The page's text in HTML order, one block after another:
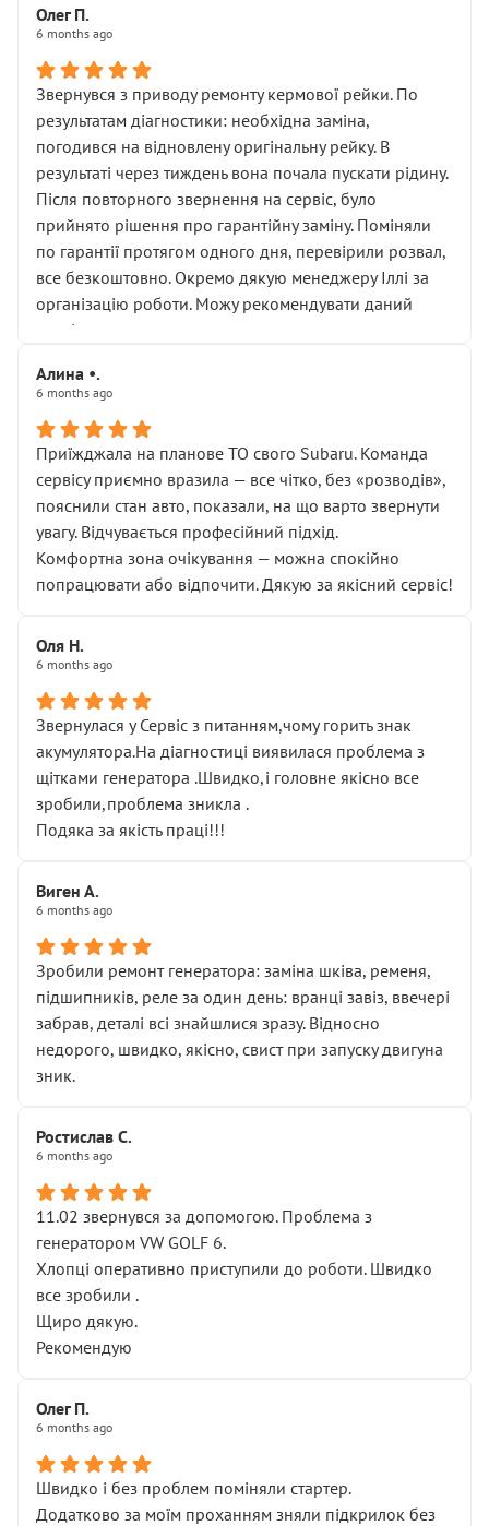
Олег П.
6 months ago
Звернувся з приводу ремонту кермової рейки. По
результатам діагностики: необхідна заміна,
погодився на відновлену оригінальну рейку. В
результаті через тиждень вона почала пускати рідину.
Після повторного звернення на сервіс, було
прийнято рішення про гарантійну заміну. Поміняли
по гарантії протягом одного дня, перевірили розвал,
все безкоштовно. Окремо дякую менеджеру Іллі за
організацію роботи. Можу рекомендувати даний
сервіс.
Алина •.
6 months ago
Приїжджала на планове ТО свого Subaru. Команда
сервісу приємно вразила — все чітко, без «розводів»,
пояснили стан авто, показали, на що варто звернути
увагу. Відчувається професійний підхід.
Комфортна зона очікування — можна спокійно
попрацювати або відпочити. Дякую за якісний сервіс!
Оля Н.
6 months ago
Звернулася у Сервіс з питанням,чому горить знак
акумулятора.На діагностиці виявилася проблема з
щітками генератора .Швидко,і головне якісно все
зробили,проблема зникла .
Подяка за якість праці!!!
Виген А.
6 months ago
Зробили ремонт генератора: заміна шківа, ременя,
підшипників, реле за один день: вранці завіз, ввечері
забрав, деталі всі знайшлися зразу. Відносно
недорого, швидко, якісно, свист при запуску двигуна
зник.
Ростислав С.
6 months ago
11.02 звернувся за допомогою. Проблема з
генератором VW GOLF 6.
Хлопці оперативно приступили до роботи. Швидко
все зробили .
Щиро дякую.
Рекомендую
Олег П.
6 months ago
Швидко і без проблем поміняли стартер.
Додатково за моїм проханням зняли підкрилок без